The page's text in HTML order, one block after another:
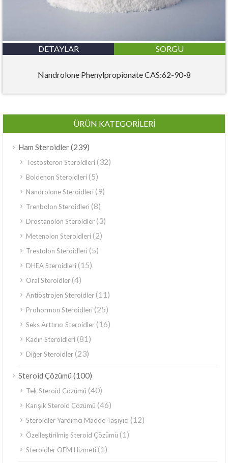
DETAYLAR SORGU
Nandrolone Phenylpropionate CAS:62-90-8
ÜRÜN KATEGORILERI
Ham Steroidler(239)
Testosteron Steroidleri(32)
Boldenon Steroidleri(5)
Nandrolone Steroidleri(9)
Trenbolon Steroidleri(8)
Drostanolon Steroidler(3)
Metenolon Steroidleri(2)
Trestolon Steroidleri(5)
DHEA Steroidleri(15)
Oral Steroidler(4)
Antiöstrojen Steroidler(11)
Prohormon Steroidleri(25)
Seks Arttırıcı Steroidler(16)
Kadın Steroidleri(81)
Diğer Steroidler(23)
Steroid Çözümü (100)
Tek Steroid Çözümü (40)
Karışık Steroid Çözümü (46)
Steroidler Yardımcı Madde Taşıyıcı (12)
Özelleştirilmiş Steroid Çözümü (1)
Steroidler OEM Hizmeti(1)